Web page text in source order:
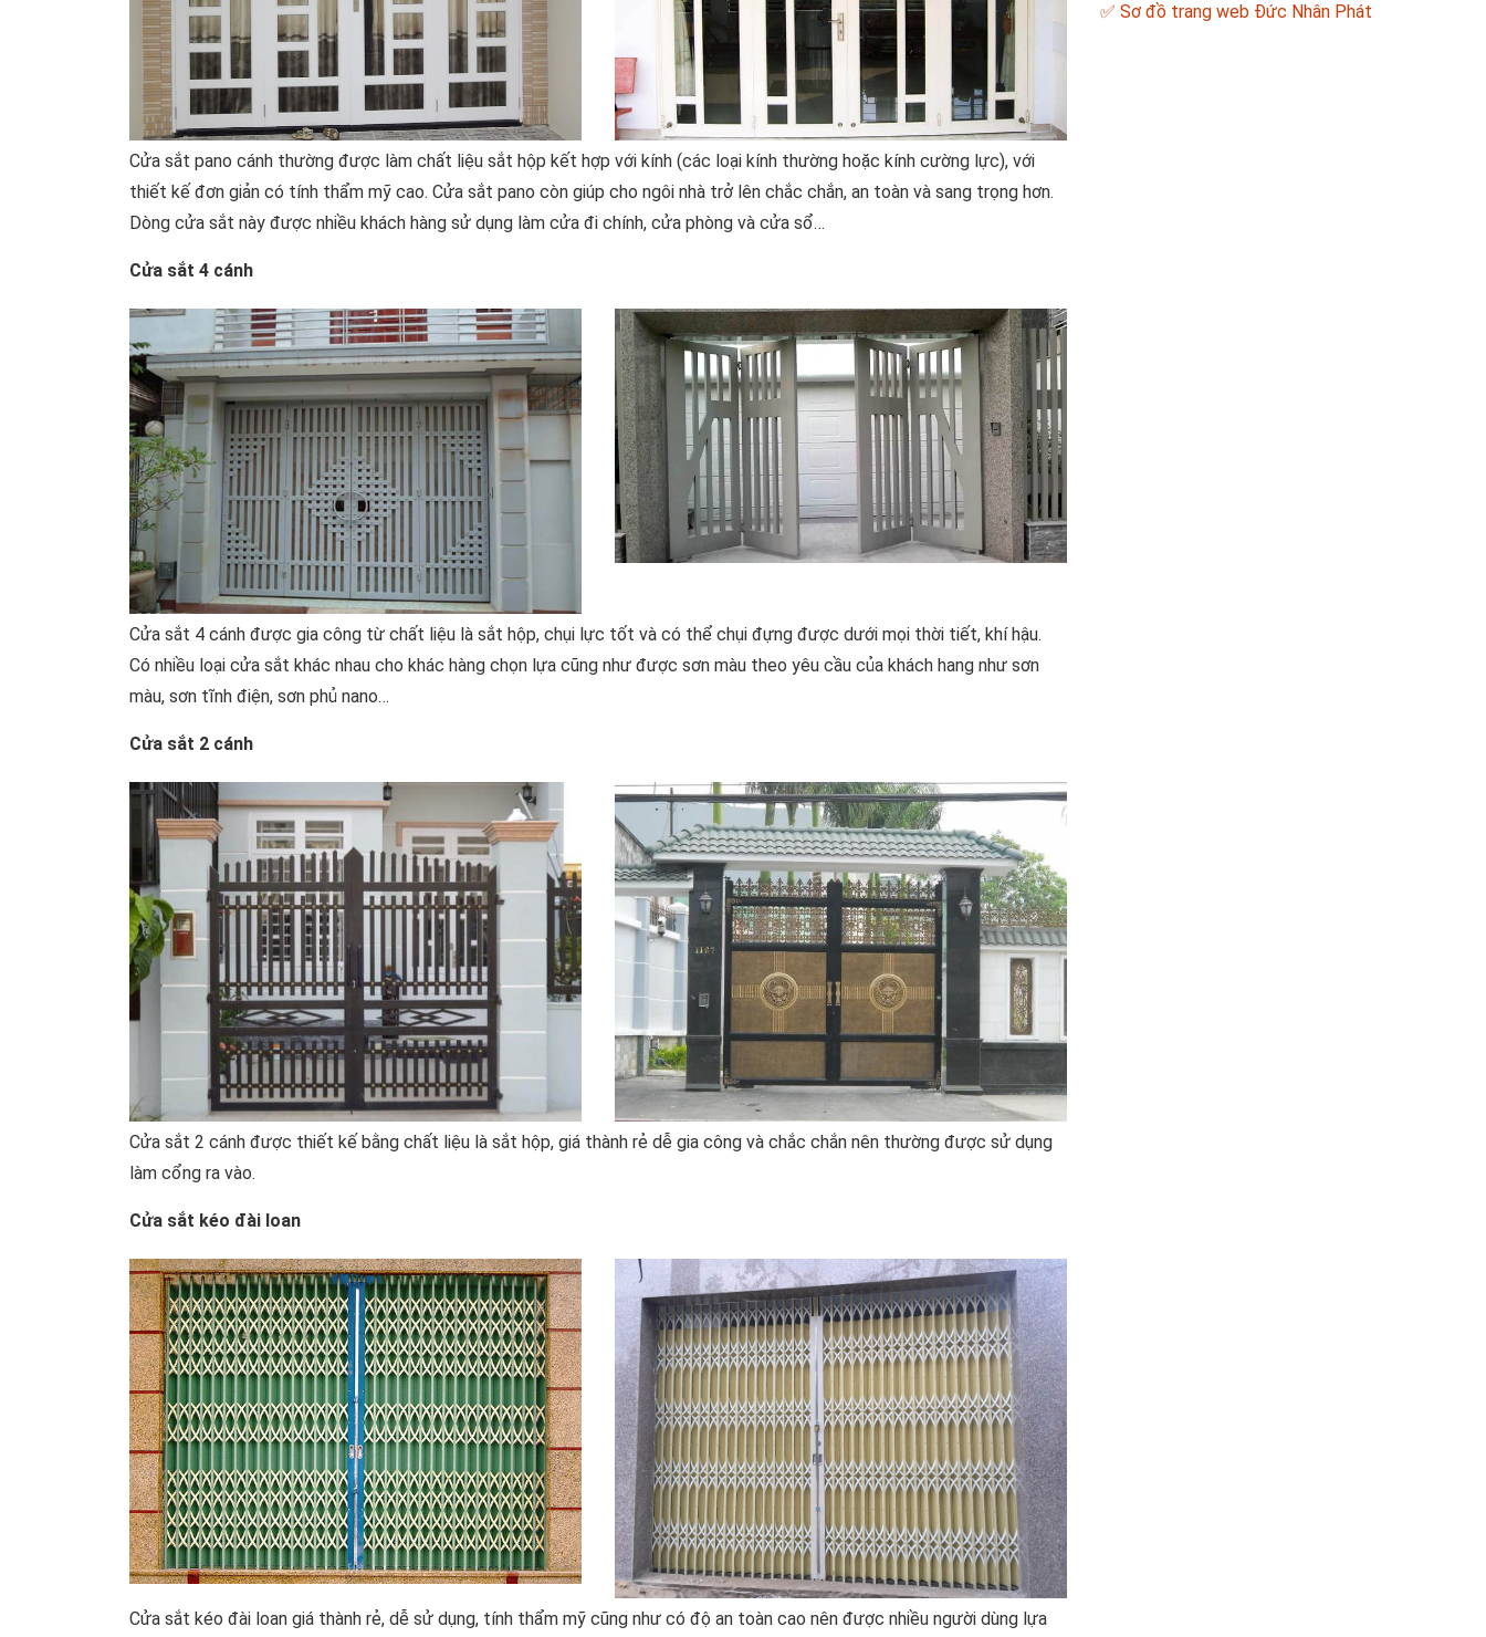
Cửa sắt pano cánh thường được làm chất liệu sắt hộp kết hợp với kính (các loại kính thường hoặc kính cường lực), với
thiết kế đơn giản có tính thẩm mỹ cao. Cửa sắt pano còn giúp cho ngôi nhà trở lên chắc chắn, an toàn và sang trọng hơn.
Dòng cửa sắt này được nhiều khách hàng sử dụng làm cửa đi chính, cửa phòng và cửa sổ…
Cửa sắt 4 cánh
Cửa sắt 4 cánh được gia công từ chất liệu là sắt hộp, chụi lực tốt và có thể chụi đựng được dưới mọi thời tiết, khí hậu.
Có nhiều loại cửa sắt khác nhau cho khác hàng chọn lựa cũng như được sơn màu theo yêu cầu của khách hang như sơn
màu, sơn tĩnh điện, sơn phủ nano…
Cửa sắt 2 cánh
Cửa sắt 2 cánh được thiết kế bằng chất liệu là sắt hộp, giá thành rẻ dễ gia công và chắc chắn nên thường được sử dụng
làm cổng ra vào.
Cửa sắt kéo đài loan
Cửa sắt kéo đài loan giá thành rẻ, dễ sử dụng, tính thẩm mỹ cũng như có độ an toàn cao nên được nhiều người dùng lựa
✅ Sơ đồ trang web Đức Nhân Phát